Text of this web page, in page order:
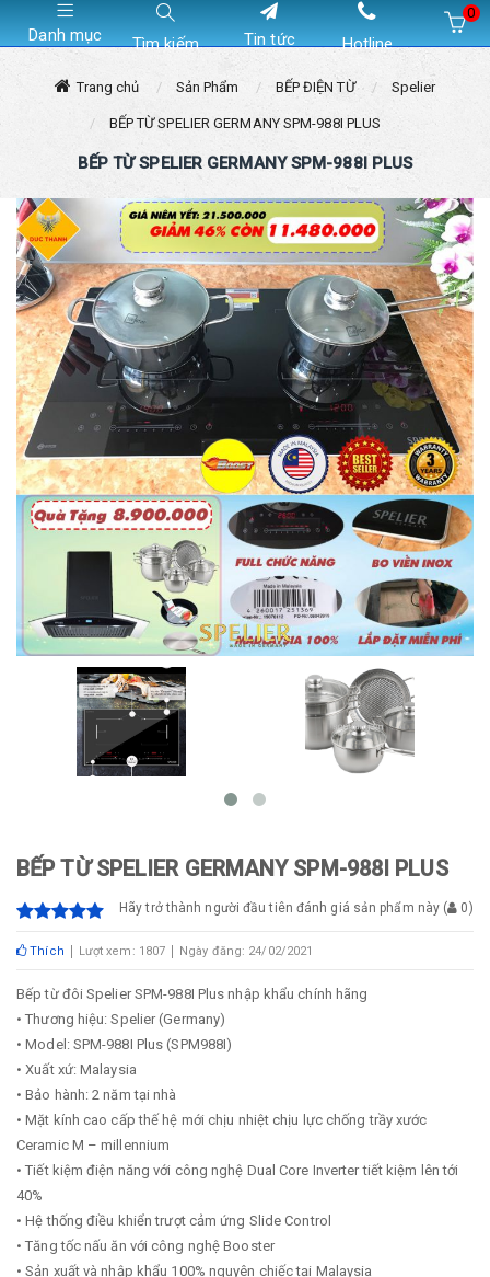
Danh mục Tìm kiếm Tin tức Hotline
0
Trang chủ Sản Phẩm BẾP ĐIỆN TỪ Spelier
BẾP TỪ SPELIER GERMANY SPM-988I PLUS
BẾP TỪ SPELIER GERMANY SPM-988I PLUS
BẾP TỪ SPELIER GERMANY SPM-988I PLUS
Hãy trở thành người đầu tiên đánh giá sản phẩm này ( 0)
Thích Lượt xem: 1807 Ngày đăng: 24/02/2021
Bếp từ đôi Spelier SPM-988I Plus nhập khẩu chính hãng
• Thương hiệu: Spelier (Germany)
• Model: SPM-988I Plus (SPM988I)
• Xuất xứ: Malaysia
• Bảo hành: 2 năm tại nhà
• Mặt kính cao cấp thế hệ mới chịu nhiệt chịu lực chống trầy xước
Ceramic M – millennium
• Tiết kiệm điện năng với công nghệ Dual Core Inverter tiết kiệm lên tới
40%
• Hệ thống điều khiển trượt cảm ứng Slide Control
• Tăng tốc nấu ăn với công nghệ Booster
• Sản xuất và nhập khẩu 100% nguyên chiếc tại Malaysia